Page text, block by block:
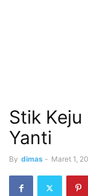
Stik
Yanti
By dimas - Maret 1,